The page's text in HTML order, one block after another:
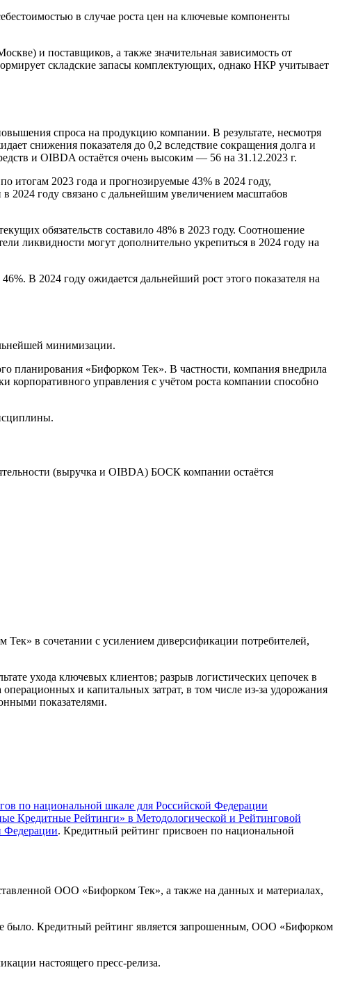
в случае роста цен на ключевые компоненты
и поставщиков, а также значительная зависимость от
складские запасы комплектующих, однако НКР учитывает
спроса на продукцию компании. В результате, несмотря
снижения показателя до 0,2 вследствие сокращения долга и
и OIBDA остаётся очень высоким — 56 на 31.12.2023 г.
итогам 2023 года и прогнозируемые 43% в 2024 году,
2024 году связано с дальнейшим увеличением масштабов
обязательств составило 48% в 2023 году. Соотношение
ликвидности могут дополнительно укрепиться в 2024 году на
В 2024 году ожидается дальнейший рост этого показателя на
минимизации.
планирования «Бифорком Тек». В частности, компания внедрила
корпоративного управления с учётом роста компании способно
(выручка и OIBDA) БОСК компании остаётся
в сочетании с усилением диверсификации потребителей,
ухода ключевых клиентов; разрыв логистических цепочек в
и капитальных затрат, в том числе из-за удорожания
показателями.
по национальной шкале для Российской Федерации
Кредитные Рейтинги» в Методологической и Рейтинговой
Федерации. Кредитный рейтинг присвоен по национальной
ООО «Бифорком Тек», а также на данных и материалах,
было. Кредитный рейтинг является запрошенным, ООО «Бифорком
настоящего пресс-релиза.